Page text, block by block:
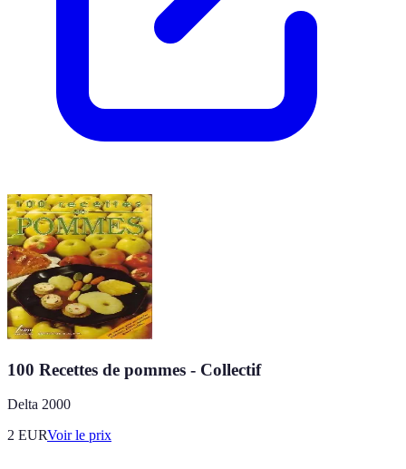
100 Recettes de pommes - Collectif
Delta 2000
2 EURVoir le prix